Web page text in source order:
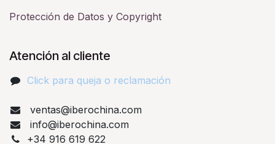
Protección de Datos y Copyright
Atención al cliente
Click para queja o reclamación​
ventas@iberochina.com
info@iberochina.com
+34 916 619 622